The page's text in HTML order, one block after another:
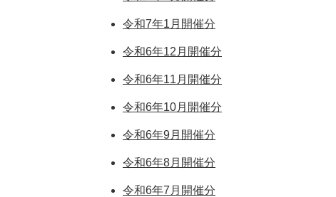
令和7年1月開催分
令和6年12月開催分
令和6年11月開催分
令和6年10月開催分
令和6年9月開催分
令和6年8月開催分
令和6年7月開催分